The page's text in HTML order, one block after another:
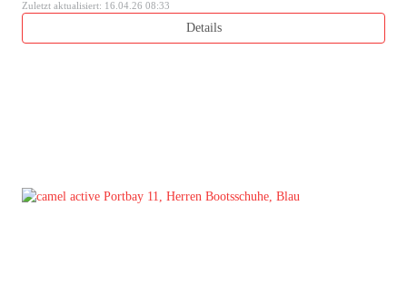
Zuletzt aktualisiert: 16.04.26 08:33
Details